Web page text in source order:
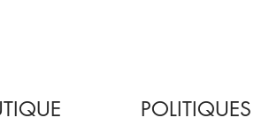
POLITIQUES